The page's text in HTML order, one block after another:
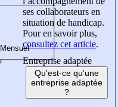
ses collaborateurs en
situation de handicap.
Pour en savoir plus,
consultez cet article.
Entreprise adaptée
Qu'est-ce qu'une
entreprise adaptée
?